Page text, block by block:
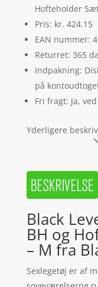
Hofteholder
Pris: kr. 424.15
EAN nummer:
Returret: 365
Indpakning:
på
Fri fragt: Ja,
Yderligere
Black
BH og
– M fra
Sexlegetøj er af